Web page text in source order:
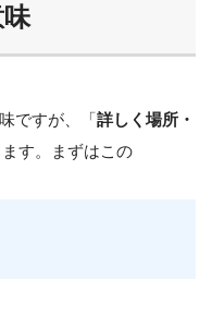
ですが、「詳しく場所・
ます。まずはこの